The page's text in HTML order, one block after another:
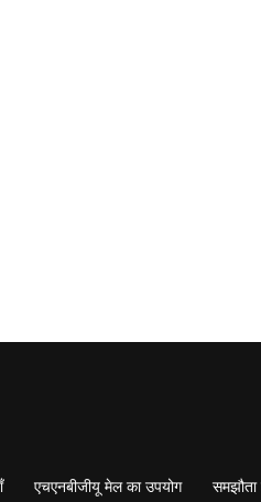
एचएनबीजीयू मेल का उपयोग समझौता